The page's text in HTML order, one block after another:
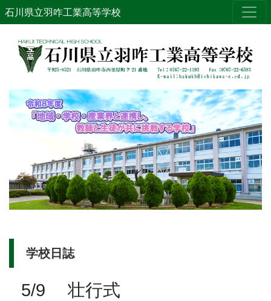
石川県立羽咋工業高等学校
学校日誌
5/9 壮行式